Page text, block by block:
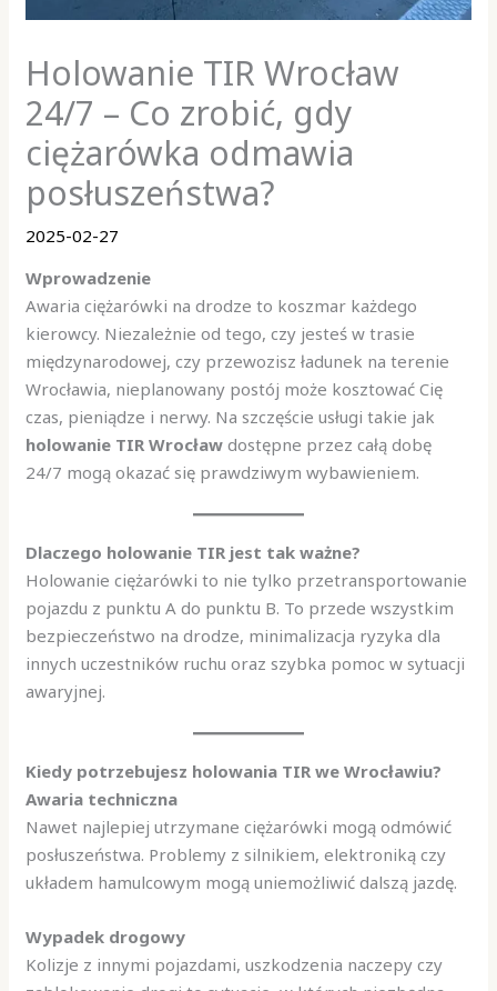
Holowanie TIR Wrocław
24/7 – Co zrobić, gdy
ciężarówka odmawia
posłuszeństwa?
2025-02-27
Wprowadzenie
Awaria ciężarówki na drodze to koszmar każdego
kierowcy. Niezależnie od tego, czy jesteś w trasie
międzynarodowej, czy przewozisz ładunek na terenie
Wrocławia, nieplanowany postój może kosztować Cię
czas, pieniądze i nerwy. Na szczęście usługi takie jak
holowanie TIR Wrocław dostępne przez całą dobę
24/7 mogą okazać się prawdziwym wybawieniem.
Dlaczego holowanie TIR jest tak ważne?
Holowanie ciężarówki to nie tylko przetransportowanie
pojazdu z punktu A do punktu B. To przede wszystkim
bezpieczeństwo na drodze, minimalizacja ryzyka dla
innych uczestników ruchu oraz szybka pomoc w sytuacji
awaryjnej.
Kiedy potrzebujesz holowania TIR we Wrocławiu?
Awaria techniczna
Nawet najlepiej utrzymane ciężarówki mogą odmówić
posłuszeństwa. Problemy z silnikiem, elektroniką czy
układem hamulcowym mogą uniemożliwić dalszą jazdę.
Wypadek drogowy
Kolizje z innymi pojazdami, uszkodzenia naczepy czy